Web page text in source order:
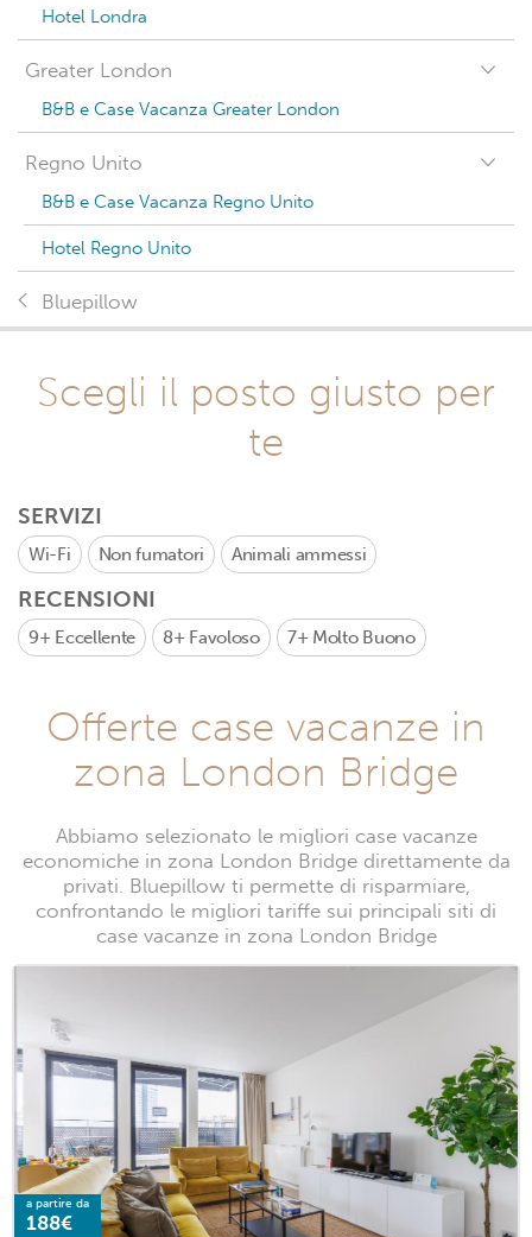
Hotel Londra
Greater London
B&B e Case Vacanza Greater London
Regno Unito
B&B e Case Vacanza Regno Unito
Hotel Regno Unito
Bluepillow
Scegli il posto giusto per
te
SERVIZI
Wi-Fi Non fumatori Animali ammessi
RECENSIONI
9+ Eccellente 8+ Favoloso 7+ Molto Buono
Offerte case vacanze in
zona London Bridge
Abbiamo selezionato le migliori case vacanze
economiche in zona London Bridge direttamente da
privati. Bluepillow ti permette di risparmiare,
confrontando le migliori tariffe sui principali siti di
case vacanze in zona London Bridge
a partire da
188€